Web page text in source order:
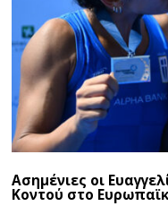
Ασημένιες οι
Κοντού στο